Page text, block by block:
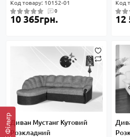
Фільтр
Код товару: 10152-01
0
10 365грн.
Код
12
Диван Мустанг Кутовий
Розкладний